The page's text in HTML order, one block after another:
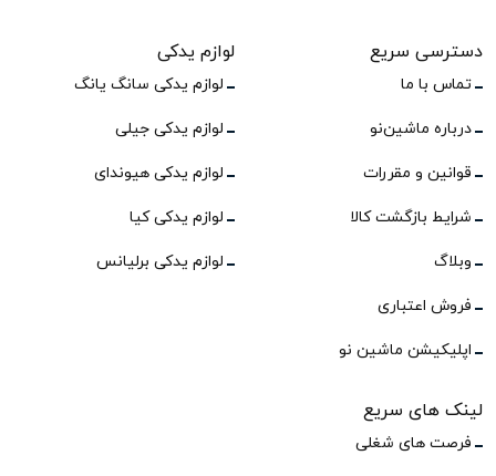
دسترسی سریع
تماس با ما
درباره ماشین‌نو
قوانین و مقررات
شرایط بازگشت کالا
وبلاگ
فروش اعتباری
اپلیکیشن ماشین نو
لوازم یدکی
لوازم یدکی سانگ یانگ
لوازم یدکی جیلی
لوازم یدکی هیوندای
لوازم یدکی کیا
لوازم یدکی برلیانس
لینک های سریع
فرصت های شغلی